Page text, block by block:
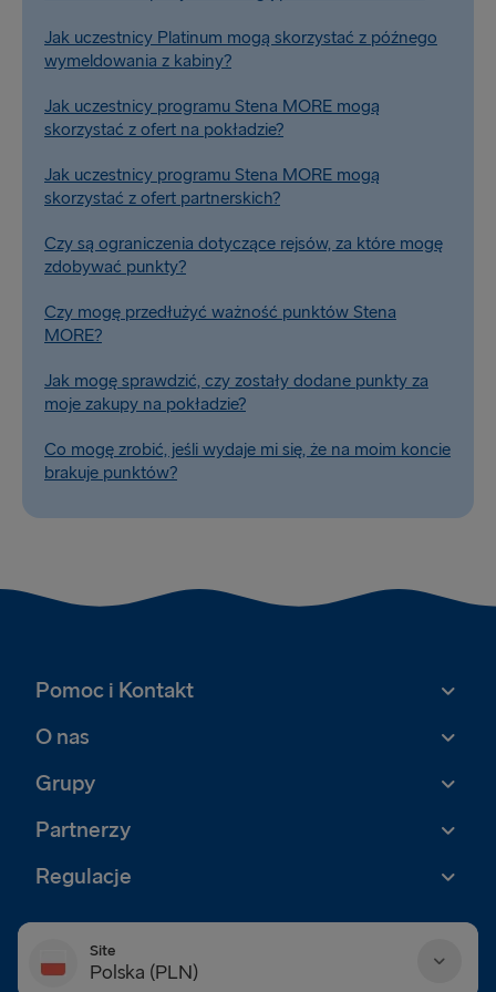
Jak uczestnicy Platinum mogą skorzystać z późnego
wymeldowania z kabiny?
Jak uczestnicy programu Stena MORE mogą
skorzystać z ofert na pokładzie?
Jak uczestnicy programu Stena MORE mogą
skorzystać z ofert partnerskich?
Czy są ograniczenia dotyczące rejsów, za które mogę
zdobywać punkty?
Czy mogę przedłużyć ważność punktów Stena
MORE?
Jak mogę sprawdzić, czy zostały dodane punkty za
moje zakupy na pokładzie?
Co mogę zrobić, jeśli wydaje mi się, że na moim koncie
brakuje punktów?
Pomoc i Kontakt
O nas
Grupy
Partnerzy
Regulacje
Site
Polska (PLN)